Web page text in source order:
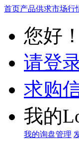
首页产品供求市场行
您好
请登
求购
我的
我的询盘管理